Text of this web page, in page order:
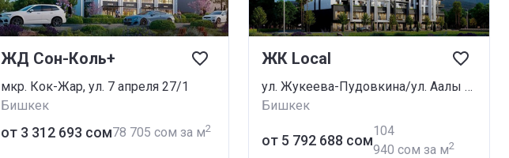
ЖД Сон-Коль+
мкр. Кок-Жар, ул. 7 апреля 27/1
Бишкек
от ‍3 312 693 сом‍78 705 сом за м2
ЖК Local
ул. Жукеева-Пудовкина/ул. Аалы Токомбаева
Бишкек
от ‍5 792 688 сом
‍104
940 сом за м2